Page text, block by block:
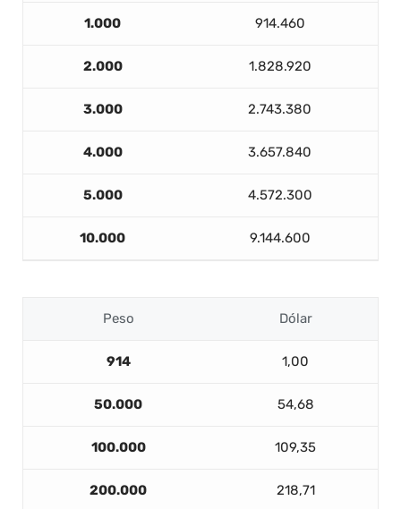
1.000 914.460
2.000 1.828.920
3.000 2.743.380
4.000 3.657.840
5.000 4.572.300
10.000 9.144.600
Peso Dólar
914 1,00
50.000 54,68
100.000 109,35
200.000 218,71